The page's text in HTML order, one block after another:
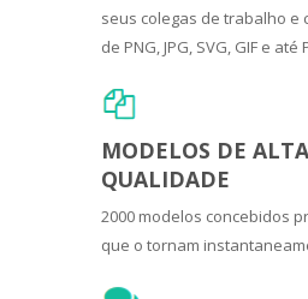
seus colegas de trabalho e
de PNG, JPG, SVG, GIF e até
MODELOS DE ALTA
QUALIDADE
2000 modelos concebidos
que o tornam